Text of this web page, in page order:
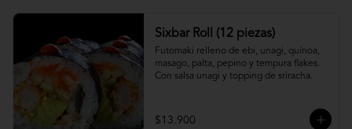
Sixbar Roll (12 piezas)
Futomaki relleno de ebi, unagi, quínoa,
masago, palta, pepino y tempura flakes.
Con salsa unagi y topping de sriracha.
$13.900